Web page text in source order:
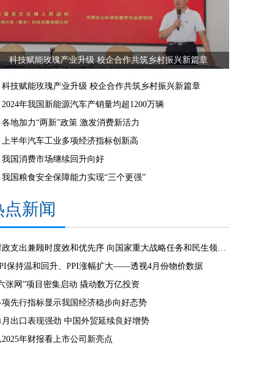
科技赋能玫瑰产业升级 校企合作共筑乡村振兴新篇章
科技赋能玫瑰产业升级 校企合作共筑乡村振兴新篇章
2024年我国新能源汽车产销量均超1200万辆
各地加力“两新”政策 激发消费新活力
上半年汽车工业多项经济指标创新高
我国消费市场继续回升向好
我国粮食安全保障能力实现“三个更强”
点新闻
财政支出兼顾时度效和优先序 向国家重大战略任务和民生领域倾斜
保持温和回升、PPI涨幅扩大——透视4月份物价数据
张网”项目密集启动 撬动数万亿投资
项先行指标显示我国经济稳步向好态势
月出口表现强劲 中国外贸延续良好增势
2025年财报看上市公司新亮点